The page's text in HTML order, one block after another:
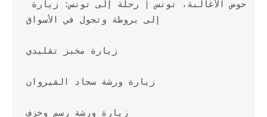
إلى بروطة وتجول في الأسواق
زيارة مخبز تقليدي
زيارة ورشة سجاد القيروان
زيارة ورشة رسم وخزف